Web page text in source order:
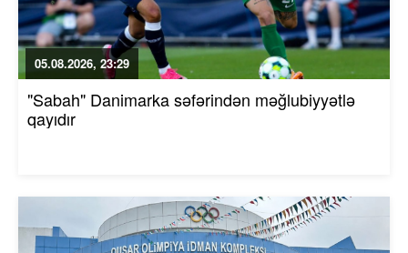
05.08.2026, 23:29
"Sabah" Danimarka səfərindən məğlubiyyətlə
qayıdır